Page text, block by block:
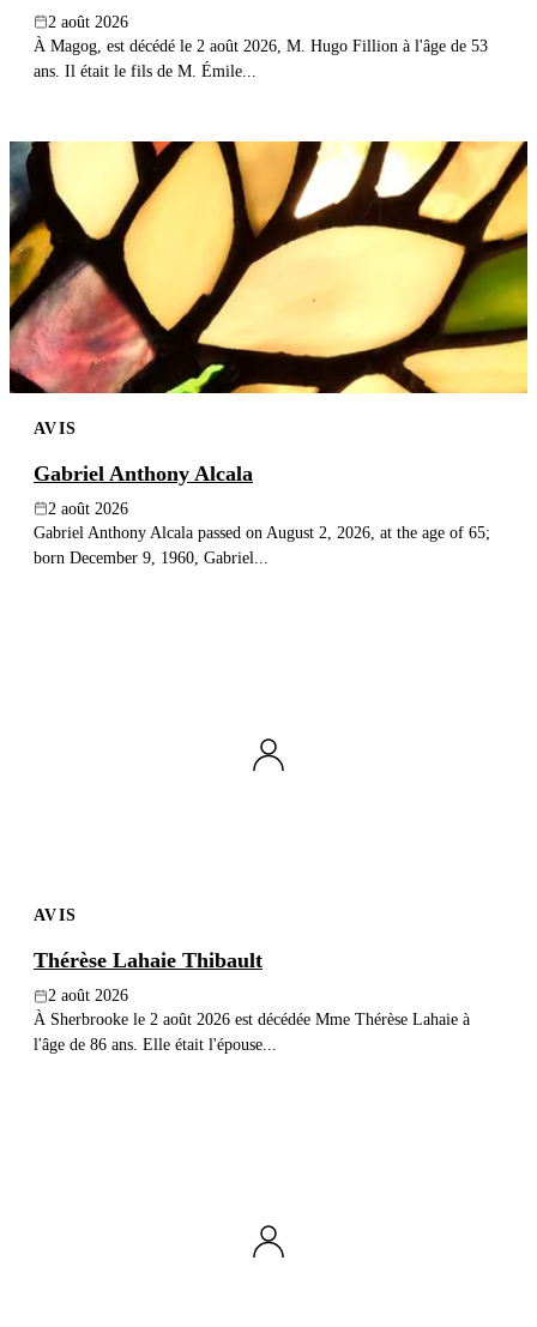
2 août 2026
À Magog, est décédé le 2 août 2026, M. Hugo Fillion à l'âge de 53
ans. Il était le fils de M. Émile...
AVIS
Gabriel Anthony Alcala
2 août 2026
Gabriel Anthony Alcala passed on August 2, 2026, at the age of 65;
born December 9, 1960, Gabriel...
AVIS
Thérèse Lahaie Thibault
2 août 2026
À Sherbrooke le 2 août 2026 est décédée Mme Thérèse Lahaie à
l'âge de 86 ans. Elle était l'épouse...